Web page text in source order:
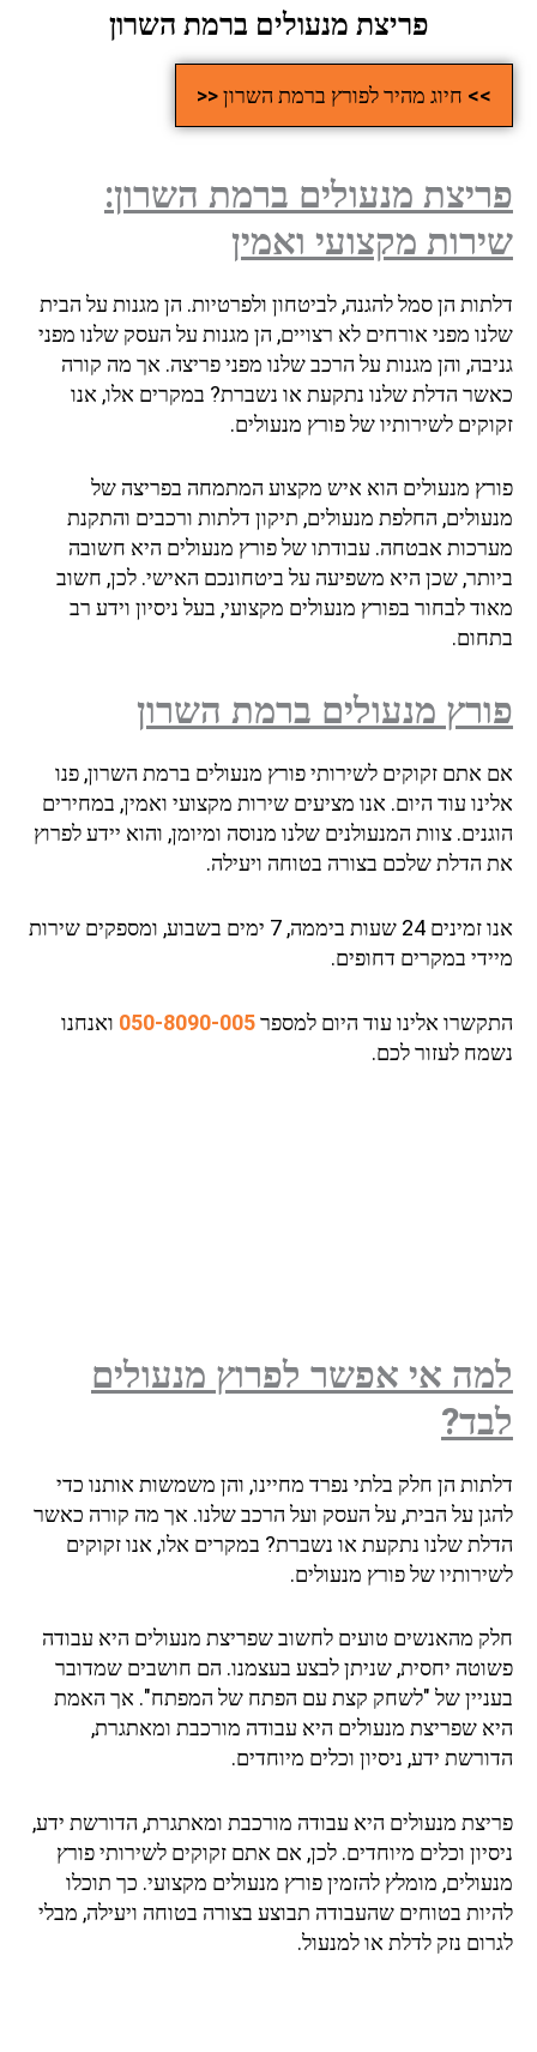
פריצת מנעולים ברמת השרון
>> חיוג מהיר לפורץ ברמת השרון <<
פריצת מנעולים ברמת השרון:
שירות מקצועי ואמין
דלתות הן סמל להגנה, לביטחון ולפרטיות. הן מגנות על הבית
שלנו מפני אורחים לא רצויים, הן מגנות על העסק שלנו מפני
גניבה, והן מגנות על הרכב שלנו מפני פריצה. אך מה קורה
כאשר הדלת שלנו נתקעת או נשברת? במקרים אלו, אנו
זקוקים לשירותיו של פורץ מנעולים.
פורץ מנעולים הוא איש מקצוע המתמחה בפריצה של
מנעולים, החלפת מנעולים, תיקון דלתות ורכבים והתקנת
מערכות אבטחה. עבודתו של פורץ מנעולים היא חשובה
ביותר, שכן היא משפיעה על ביטחונכם האישי. לכן, חשוב
מאוד לבחור בפורץ מנעולים מקצועי, בעל ניסיון וידע רב
בתחום.
פורץ מנעולים ברמת השרון
אם אתם זקוקים לשירותי פורץ מנעולים ברמת השרון, פנו
אלינו עוד היום. אנו מציעים שירות מקצועי ואמין, במחירים
הוגנים. צוות המנעולנים שלנו מנוסה ומיומן, והוא יידע לפרוץ
את הדלת שלכם בצורה בטוחה ויעילה.
אנו זמינים 24 שעות ביממה, 7 ימים בשבוע, ומספקים שירות
מיידי במקרים דחופים.
התקשרו אלינו עוד היום למספר050-8090-005 ואנחנו
נשמח לעזור לכם.
למה אי אפשר לפרוץ מנעולים
לבד?
דלתות הן חלק בלתי נפרד מחיינו, והן משמשות אותנו כדי
להגן על הבית, על העסק ועל הרכב שלנו. אך מה קורה כאשר
הדלת שלנו נתקעת או נשברת? במקרים אלו, אנו זקוקים
לשירותיו של פורץ מנעולים.
חלק מהאנשים טועים לחשוב שפריצת מנעולים היא עבודה
פשוטה יחסית, שניתן לבצע בעצמנו. הם חושבים שמדובר
בעניין של "לשחק קצת עם הפתח של המפתח". אך האמת
היא שפריצת מנעולים היא עבודה מורכבת ומאתגרת,
הדורשת ידע, ניסיון וכלים מיוחדים.
פריצת מנעולים היא עבודה מורכבת ומאתגרת, הדורשת ידע,
ניסיון וכלים מיוחדים. לכן, אם אתם זקוקים לשירותי פורץ
מנעולים, מומלץ להזמין פורץ מנעולים מקצועי. כך תוכלו
להיות בטוחים שהעבודה תבוצע בצורה בטוחה ויעילה, מבלי
לגרום נזק לדלת או למנעול.